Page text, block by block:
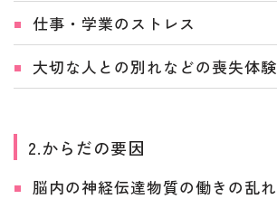
仕事・学業のストレス
大切な人との別れなどの喪失体験
2.からだの要因
脳内の神経伝達物質の働きの乱れ